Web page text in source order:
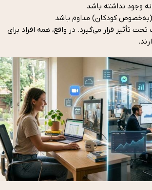
وجود نداشته باشد
کودکان) مداوم باشد
تأثیر قرار می‌گیرد. در واقع، همه افراد برای